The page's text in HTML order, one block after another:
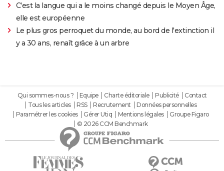
C'est la langue qui a le moins changé depuis le Moyen Âge,
elle est européenne
Le plus gros perroquet du monde, au bord de l'extinction il
y a 30 ans, renaît grâce à un arbre
Qui sommes-nous ? Equipe Charte éditoriale Publicité
Contact
Tous les articles
RSS Recrutement
Données personnelles
Paramétrer les cookies
Gérer Utiq Mentions légales
Groupe Figaro
© 2026 CCM Benchmark